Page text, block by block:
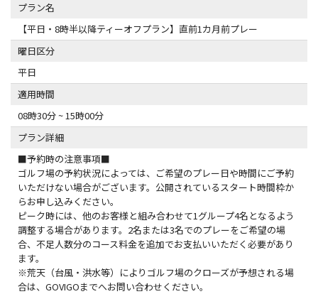
プラン名
【平日・8時半以降ティーオフプラン】直前1カ月前プレー
曜日区分
平日
適用時間
08時30分 ~ 15時00分
プラン詳細
■予約時の注意事項■
ゴルフ場の予約状況によっては、ご希望のプレー日や時間にご予約
いただけない場合がございます。公開されているスタート時間枠か
らお申し込みください。
ピーク時には、他のお客様と組み合わせて1グループ4名となるよう
調整する場合があります。2名または3名でのプレーをご希望の場
合、不足人数分のコース料金を追加でお支払いいただく必要があり
ます。
※荒天（台風・洪水等）によりゴルフ場のクローズが予想される場
合は、GOVIGOまでへお問い合わせください。